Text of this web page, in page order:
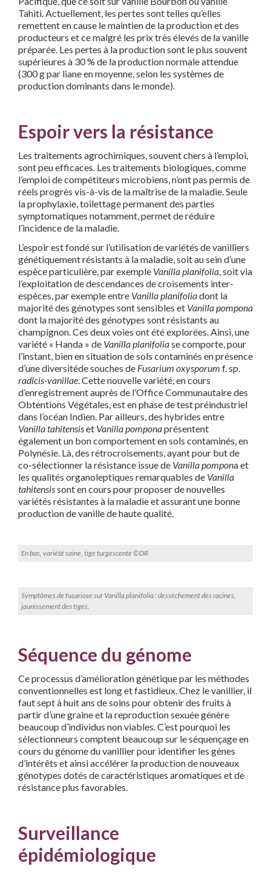
Tahiti. Actuellement, les pertes sont telles qu’elles
remettent en cause le maintien de la production et des
producteurs et ce malgré les prix très élevés de la vanille
préparée. Les pertes à la production sont le plus souvent
supérieures à 30 % de la production normale attendue
(300 g par liane en moyenne, selon les systèmes de
production dominants dans le monde).
Espoir vers la résistance
Les traitements agrochimiques, souvent chers à l’emploi,
sont peu efficaces. Les traitements biologiques, comme
l’emploi de compétiteurs microbiens, n’ont pas permis de
réels progrès vis-à-vis de la maîtrise de la maladie. Seule
la prophylaxie, toilettage permanent des parties
symptomatiques notamment, permet de réduire
l’incidence de la maladie.
L’espoir est fondé sur l’utilisation de variétés de vanilliers
génétiquement résistants à la maladie, soit au sein d’une
espèce particulière, par exemple Vanilla planifolia, soit via
l’exploitation de descendances de croisements inter-
espèces, par exemple entre Vanilla planifoliadont la
majorité des génotypes sont sensibles et Vanilla pompona
dont la majorité des génotypes sont résistants au
champignon. Ces deux voies ont été explorées. Ainsi, une
variété « Handa » de Vanilla planifoliase comporte, pour
l’instant, bien en situation de sols contaminés en présence
d’une diversitéde souches de Fusarium oxysporum f. sp.
radicis-vanillae. Cette nouvelle variété, en cours
d’enregistrement auprès de l’Office Communautaire des
Obtentions Végétales, est en phase de test préindustriel
dans l’océan Indien. Par ailleurs, des hybrides entre
Vanilla tahitensiset Vanilla pomponaprésentent
également un bon comportement en sols contaminés, en
Polynésie. Là, des rétrocroisements, ayant pour but de
co-sélectionner la résistance issue de Vanilla pompona et
les qualités organoleptiques remarquables de Vanilla
tahitensissont en cours pour proposer de nouvelles
variétés résistantes à la maladie et assurant une bonne
production de vanille de haute qualité.
En bas, variété saine, tige turgescente ©DR
Symptômes de fusariose sur Vanilla planifolia : dessèchement des racines,
jaunissement des tiges.
Séquence du génome
Ce processus d’amélioration génétique par les méthodes
conventionnelles est long et fastidieux. Chez le vanillier, il
faut sept à huit ans de soins pour obtenir des fruits à
partir d’une graine et la reproduction sexuée génère
beaucoup d’individus non viables. C’est pourquoi les
sélectionneurs comptent beaucoup sur le séquençage en
cours du génome du vanillier pour identifier les gènes
d’intérêts et ainsi accélérer la production de nouveaux
génotypes dotés de caractéristiques aromatiques et de
résistance plus favorables.
Surveillance
épidémiologique